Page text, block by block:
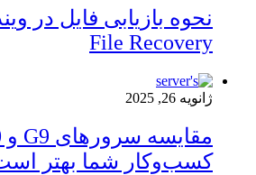
File Recovery
ژانویه 26, 2025
کسب‌وکار شما بهتر